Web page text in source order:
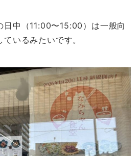
日中（11:00〜15:00）は一般向
いるみたいです。